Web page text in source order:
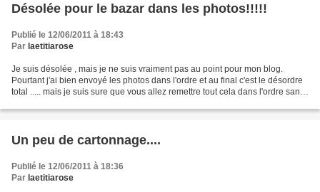
Désolée pour le bazar dans les photos!!!!!
Publié le 12/06/2011 à 18:43
Par laetitiarose
Je suis désolée , mais je ne suis vraiment pas au point pour mon blog.
Pourtant j'ai bien envoyé les photos dans l'ordre et au final c'est le désordre
total ..... mais je suis sure que vous allez remettre tout cela dans l'ordre sans
Un peu de cartonnage....
Publié le 12/06/2011 à 18:36
Par laetitiarose